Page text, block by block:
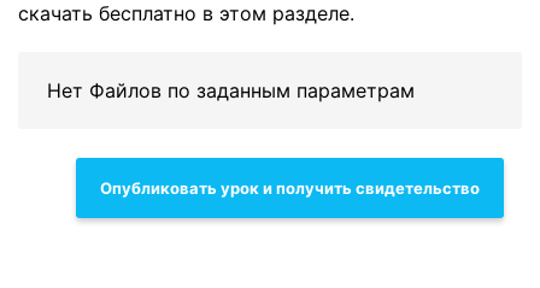
скачать бесплатно в этом разделе.
Нет Файлов по заданным параметрам
Опубликовать урок и получить свидетельство